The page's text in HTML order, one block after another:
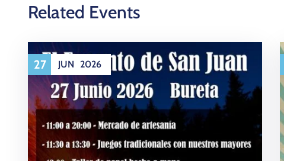
Related Events
27 JUN 2026